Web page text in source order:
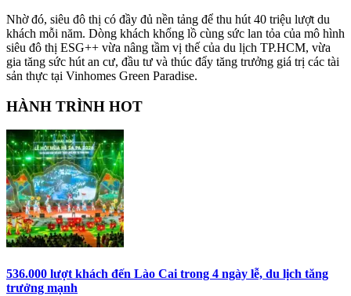
Nhờ đó, siêu đô thị có đầy đủ nền tảng để thu hút 40 triệu lượt du
khách mỗi năm. Dòng khách khổng lồ cùng sức lan tỏa của mô hình
siêu đô thị ESG++ vừa nâng tầm vị thế của du lịch TP.HCM, vừa
gia tăng sức hút an cư, đầu tư và thúc đẩy tăng trưởng giá trị các tài
sản thực tại Vinhomes Green Paradise.
HÀNH TRÌNH HOT
536.000 lượt khách đến Lào Cai trong 4 ngày lễ, du lịch tăng
trưởng mạnh